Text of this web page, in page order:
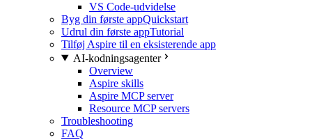
VS Code-udvidelse
Byg din første appQuickstart
Udrul din første appTutorial
Tilføj Aspire til en eksisterende app
AI-kodningsagenter
Overview
Aspire skills
Aspire MCP server
Resource MCP servers
Troubleshooting
FAQ